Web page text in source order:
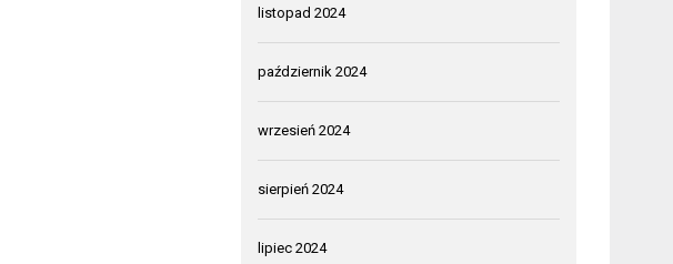
listopad 2024
październik 2024
wrzesień 2024
sierpień 2024
lipiec 2024